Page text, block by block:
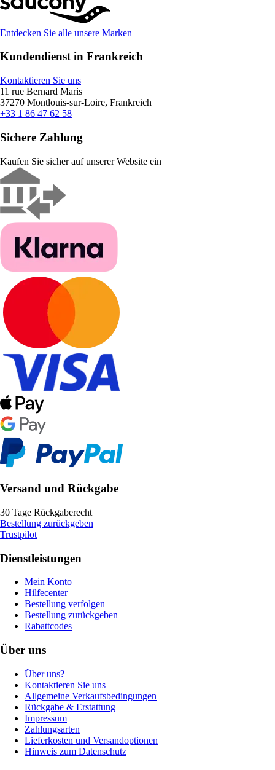
Entdecken Sie alle unsere Marken
Kundendienst in Frankreich
Kontaktieren Sie uns
11 rue Bernard Maris
37270 Montlouis-sur-Loire, Frankreich
+33 1 86 47 62 58
Sichere Zahlung
Kaufen Sie sicher auf unserer Website ein
Versand und Rückgabe
30 Tage Rückgaberecht
Bestellung zurückgeben
Trustpilot
Dienstleistungen
Mein Konto
Hilfecenter
Bestellung verfolgen
Bestellung zurückgeben
Rabattcodes
Über uns
Über uns?
Kontaktieren Sie uns
Allgemeine Verkaufsbedingungen
Rückgabe & Erstattung
Impressum
Zahlungsarten
Lieferkosten und Versandoptionen
Hinweis zum Datenschutz